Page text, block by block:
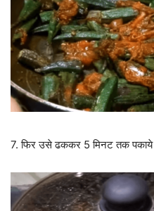
7. फिर उसे ढककर 5 मिनट तक पकाये |